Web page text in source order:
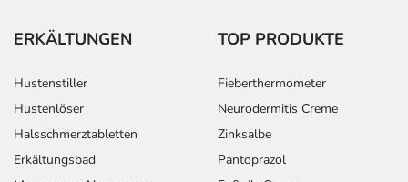
ERKÄLTUNGEN
Hustenstiller
Hustenlöser
Halsschmerztabletten
Erkältungsbad
TOP PRODUKTE
Fieberthermometer
Neurodermitis Creme
Zinksalbe
Pantoprazol